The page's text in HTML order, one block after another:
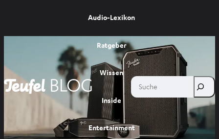
Audio-Lexikon
Ratgeber
Wissen
Inside
Entertainment
Suche